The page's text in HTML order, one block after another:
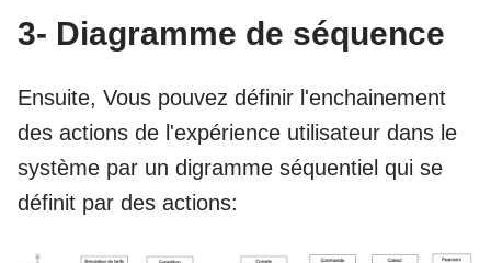
3- Diagramme de séquence
Ensuite, Vous pouvez définir l'enchainement
des actions de l'expérience utilisateur dans le
système par un digramme séquentiel qui se
définit par des actions: